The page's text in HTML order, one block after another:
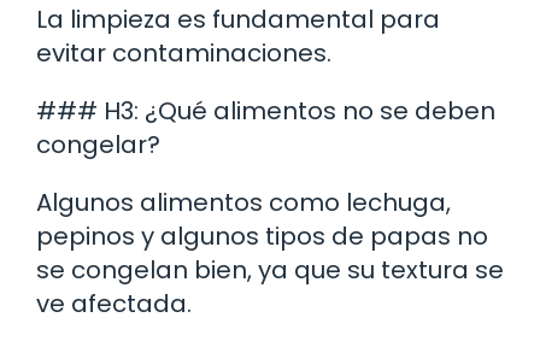
La limpieza es fundamental para
evitar contaminaciones.
### H3: ¿Qué alimentos no se deben
congelar?
Algunos alimentos como lechuga,
pepinos y algunos tipos de papas no
se congelan bien, ya que su textura se
ve afectada.